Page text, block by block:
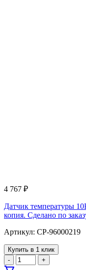
4 767 ₽
Датчик температуры
копия. Cделано по
Артикул: CP-96000219
Купить в 1 клик
-
+